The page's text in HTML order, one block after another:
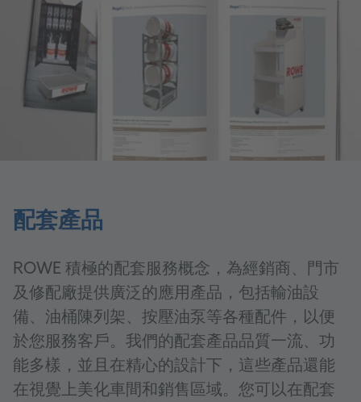
配套產品
ROWE 積極的配套服務概念，為經銷商、門市
及修配廠提供廣泛的應用產品，包括輸油設
備、油桶陳列架、按壓油泵等各種配件，以便
於您服務客戶。我們的配套產品品質一流、功
能多樣，並且在精心的設計下，這些產品還能
在視覺上美化車間和銷售區域。您可以在配套